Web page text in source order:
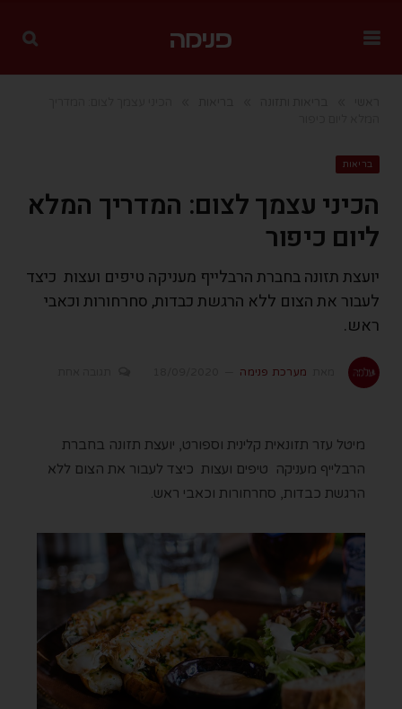
בריאות
הכיני עצמך לצום: המדריך המלא
ליום כיפור
יועצת תזונה בחברת הרבלייף מעניקה טיפים ועצות כיצד
לעבור את הצום ללא הרגשת כבדות, סחרחורות וכאבי
ראש.
מערכת פנימה
מיטל עזר תזונאית קלינית וספורט, יועצת תזונה בחברת
הרבלייף מעניקה טיפים ועצות כיצד לעבור את הצום ללא
הרגשת כבדות, סחרחורות וכאבי ראש.